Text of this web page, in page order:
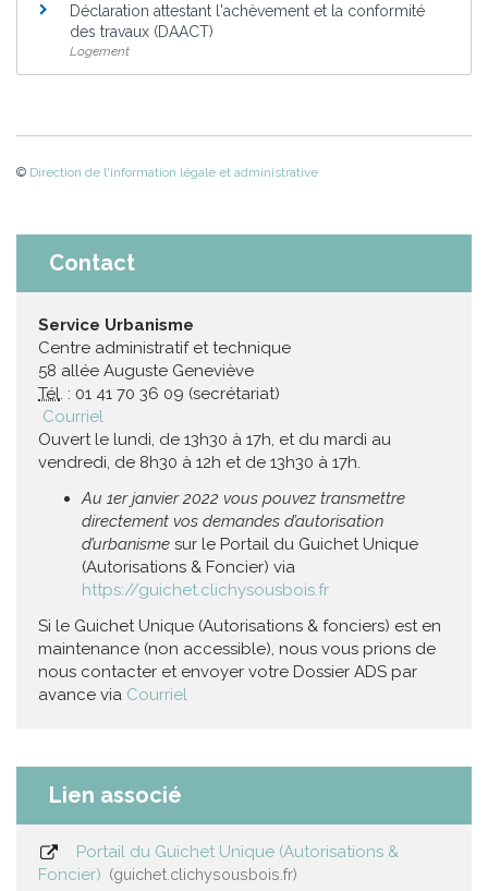
Déclaration attestant l'achèvement et la conformité
des travaux (DAACT)
Logement
© Direction de l'information légale et administrative
Contact
Service Urbanisme
Centre administratif et technique
58 allée Auguste Geneviève
Tél. : 01 41 70 36 09 (secrétariat)
Courriel
Ouvert le lundi, de 13h30 à 17h, et du mardi au
vendredi, de 8h30 à 12h et de 13h30 à 17h.
Au 1er janvier 2022 vous pouvez transmettre
directement vos demandes d’autorisation
d’urbanisme sur le Portail du Guichet Unique
(Autorisations & Foncier) via
https://guichet.clichysousbois.fr
Si le Guichet Unique (Autorisations & fonciers) est en
maintenance (non accessible), nous vous prions de
nous contacter et envoyer votre Dossier ADS par
avance via Courriel
Lien associé
Portail du Guichet Unique (Autorisations &
Foncier)
guichet.clichysousbois.fr